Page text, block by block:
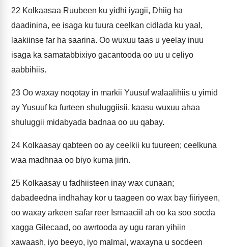
22 Kolkaasaa Ruubeen ku yidhi iyagii, Dhiig ha
daadinina, ee isaga ku tuura ceelkan cidlada ku yaal,
laakiinse far ha saarina. Oo wuxuu taas u yeelay inuu
isaga ka samatabbixiyo gacantooda oo uu u celiyo
aabbihiis.
23 Oo waxay noqotay in markii Yuusuf walaalihiis u yimid
ay Yusuuf ka furteen shuluggiisii, kaasu wuxuu ahaa
shuluggii midabyada badnaa oo uu qabay.
24 Kolkaasay qabteen oo ay ceelkii ku tuureen; ceelkuna
waa madhnaa oo biyo kuma jirin.
25 Kolkaasay u fadhiisteen inay wax cunaan;
dabadeedna indhahay kor u taageen oo wax bay fiiriyeen,
oo waxay arkeen safar reer Ismaaciil ah oo ka soo socda
xagga Gilecaad, oo awrtooda ay ugu raran yihiin
xawaash, iyo beeyo, iyo malmal, waxayna u socdeen